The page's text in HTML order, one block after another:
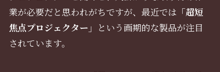
業が必要だと思われがちですが、最近では 「超短
焦点プロジェクター」
という画期的な製品が注目
されています。